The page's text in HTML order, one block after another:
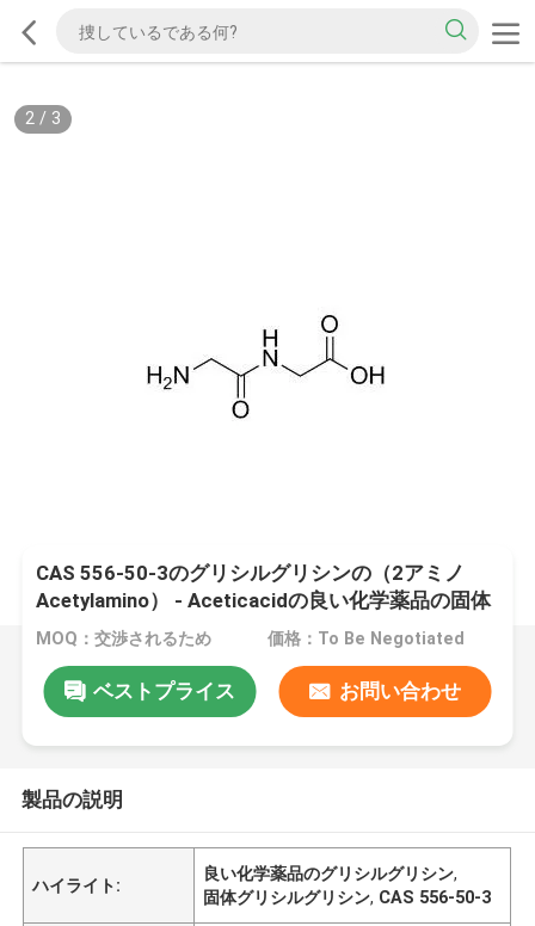
2/ 3
CAS 556-50-3のグリシルグリシンの（2アミノ
Acetylamino） - Aceticacidの良い化学薬品の固体
MOQ：交渉されるため 価格：To Be Negotiated
ベストプライス お問い合わせ
製品の説明
ハイライト:
良い化学薬品のグリシルグリシン,
固体グリシルグリシン, CAS 556-50-3